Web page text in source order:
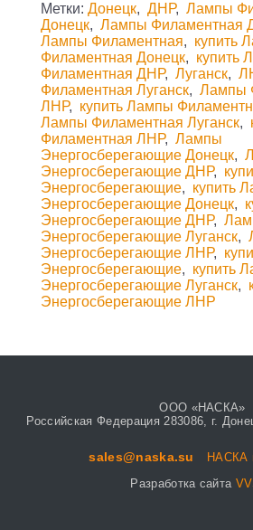
Метки: Донецк, ДНР, Лампы
Донецк, Лампы Филаментная
Лампы Филаментная, купить
Филаментная Донецк, купить
Филаментная ДНР, Луганск,
Филаментная Луганск, Лампы
ЛНР, купить Лампы
Лампы Филаментная Луганск,
Филаментная ЛНР, Лампы
Энергосберегающие Донецк,
Энергосберегающие ДНР,
Энергосберегающие, купить
Энергосберегающие Донецк,
Энергосберегающие ДНР,
Энергосберегающие Луганск,
Энергосберегающие ЛНР,
Энергосберегающие, купить
Энергосберегающие Луганск,
Энергосберегающие ЛНР
ООО «НАСКА»
Российская Федерация 283086, г.
sales@naska.su
НАСКА
Разработка сайта